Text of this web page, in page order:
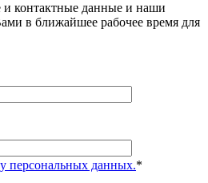
контактные данные и наши
в ближайшее рабочее время для
персональных данных.*